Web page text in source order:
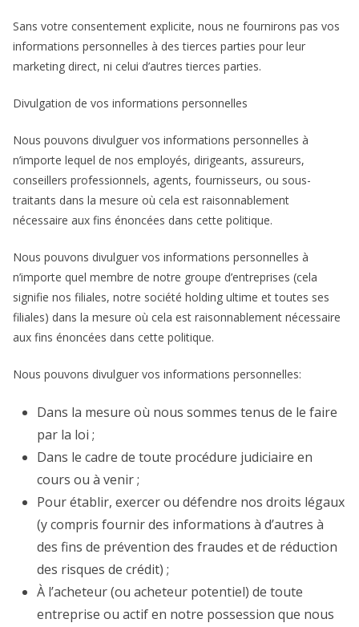
Sans votre consentement explicite, nous ne fournirons pas vos
informations personnelles à des tierces parties pour leur
marketing direct, ni celui d’autres tierces parties.
Divulgation de vos informations personnelles
Nous pouvons divulguer vos informations personnelles à
n’importe lequel de nos employés, dirigeants, assureurs,
conseillers professionnels, agents, fournisseurs, ou sous-
traitants dans la mesure où cela est raisonnablement
nécessaire aux fins énoncées dans cette politique.
Nous pouvons divulguer vos informations personnelles à
n’importe quel membre de notre groupe d’entreprises (cela
signifie nos filiales, notre société holding ultime et toutes ses
filiales) dans la mesure où cela est raisonnablement nécessaire
aux fins énoncées dans cette politique.
Nous pouvons divulguer vos informations personnelles:
Dans la mesure où nous sommes tenus de le faire
par la loi ;
Dans le cadre de toute procédure judiciaire en
cours ou à venir ;
Pour établir, exercer ou défendre nos droits légaux
(y compris fournir des informations à d’autres à
des fins de prévention des fraudes et de réduction
des risques de crédit) ;
À l’acheteur (ou acheteur potentiel) de toute
entreprise ou actif en notre possession que nous